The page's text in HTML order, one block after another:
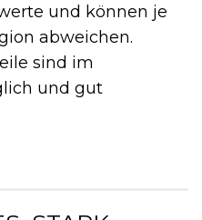
und können je
abweichen.
sind im
und gut